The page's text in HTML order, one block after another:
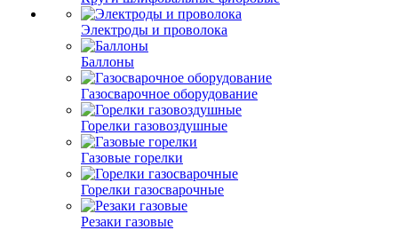
Электроды и проволока
Баллоны
Газосварочное оборудование
Горелки газовоздушные
Газовые горелки
Горелки газосварочные
Резаки газовые